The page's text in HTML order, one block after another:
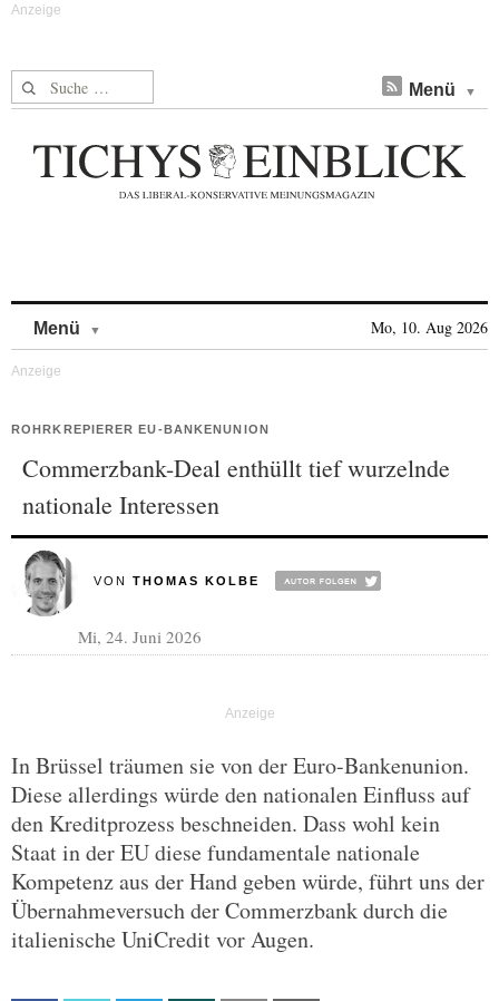
Suche nach: Menü
Menü Mo, 10. Aug 2026
ROHRKREPIERER EU-BANKENUNION
Commerzbank-Deal enthüllt tief wurzelnde
nationale Interessen
VON THOMAS KOLBE
Mi, 24. Juni 2026
In Brüssel träumen sie von der Euro-Bankenunion.
Diese allerdings würde den nationalen Einfluss auf
den Kreditprozess beschneiden. Dass wohl kein
Staat in der EU diese fundamentale nationale
Kompetenz aus der Hand geben würde, führt uns der
Übernahmeversuch der Commerzbank durch die
italienische UniCredit vor Augen.